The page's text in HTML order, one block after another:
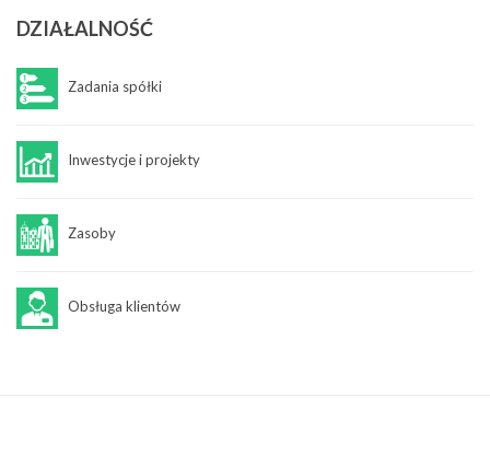
DZIAŁALNOŚĆ
Zadania spółki
Inwestycje i projekty
Zasoby
Obsługa klientów